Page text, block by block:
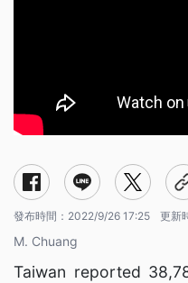
發布時間： 2022/9/26 17:25 更新
M. Chuang
Taiwan reported